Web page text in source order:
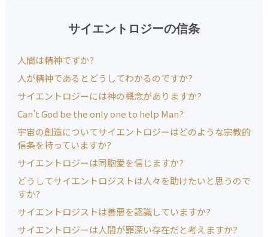
サイエントロジーの信条
人間は精神ですか?
人が精神であるとどうしてわかるのですか?
サイエントロジーには神の概念がありますか?
Can’t God be the only one to help Man?
宇宙の創造についてサイエントロジーはどのような宗教的
信条を持っていますか?
サイエントロジーは同胞愛を信じますか?
どうしてサイエントロジストは人々を助けたいと思うので
すか?
サイエントロジストは善悪を認識していますか?
サイエントロジーは人間が罪深い存在だと考えますか?